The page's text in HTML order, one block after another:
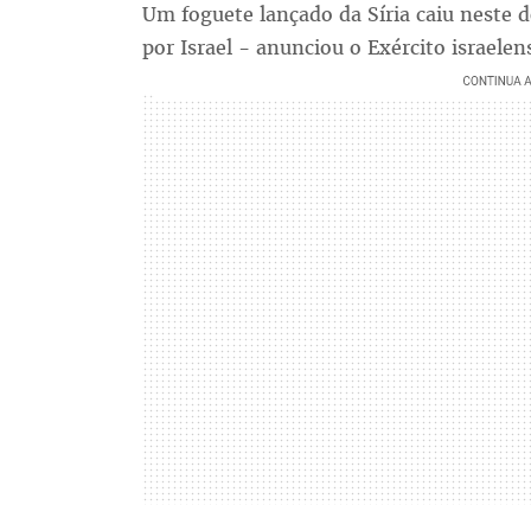
Um foguete lançado da Síria caiu neste
por Israel - anunciou o Exército